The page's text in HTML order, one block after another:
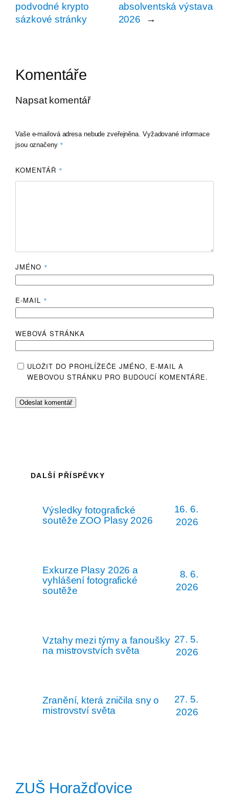
podvodné krypto
sázkové stránky
absolventská výstava
2026
→
Komentáře
Napsat komentář
Vaše e-mailová adresa nebude zveřejněna. Vyžadované informace
jsou označeny *
KOMENTÁŘ *
JMÉNO *
E-MAIL *
WEBOVÁ STRÁNKA
ULOŽIT DO PROHLÍŽEČE JMÉNO, E-MAIL A
WEBOVOU STRÁNKU PRO BUDOUCÍ KOMENTÁŘE.
DALŠÍ PŘÍSPĚVKY
Výsledky fotografické
soutěže ZOO Plasy 2026
16. 6.
2026
Exkurze Plasy 2026 a
vyhlášení fotografické
soutěže
8. 6.
2026
Vztahy mezi týmy a fanoušky
na mistrovstvích světa
27. 5.
2026
Zranění, která zničila sny o
mistrovství světa
27. 5.
2026
ZUŠ Horažďovice